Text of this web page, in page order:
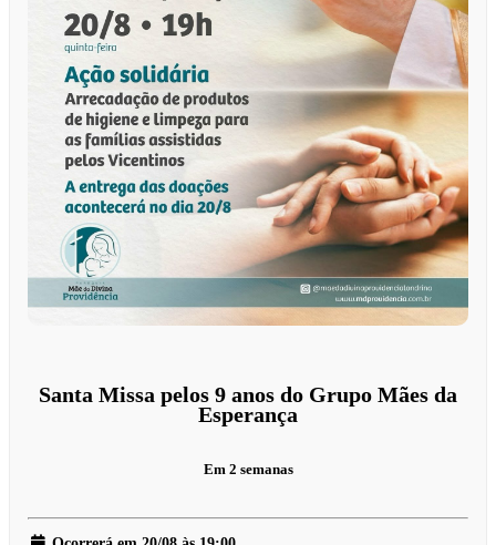
Santa Missa pelos 9 anos do Grupo Mães da
Esperança
Em 2 semanas